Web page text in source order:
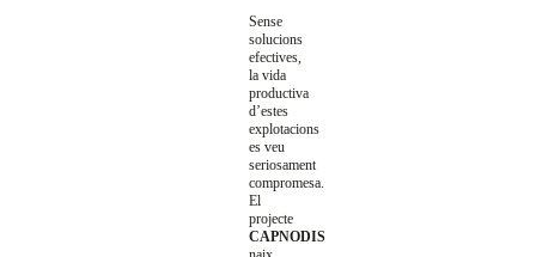
Sense
solucions
efectives,
la vida
productiva
d’estes
explotacions
es veu
seriosament
compromesa.
El
projecte
CAPNODIS